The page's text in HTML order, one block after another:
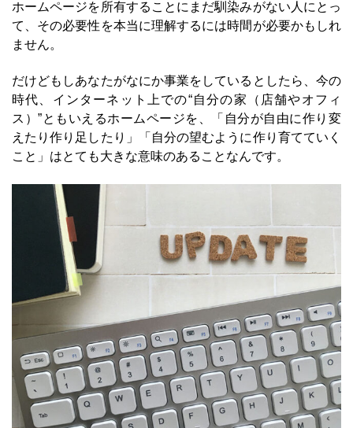
ホームページを所有することにまだ馴染みがない人にとっ
て、その必要性を本当に理解するには時間が必要かもしれ
ません。
だけどもしあなたがなにか事業をしているとしたら、今の
時代、インターネット上での“自分の家（店舗やオフィ
ス）”ともいえるホームページを、「自分が自由に作り変
えたり作り足したり」「自分の望むように作り育てていく
こと」はとても大きな意味のあることなんです。